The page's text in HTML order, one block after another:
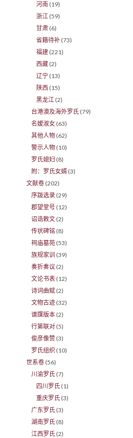
河南 (19)
浙江 (59)
甘肃 (6)
省籍待补 (73)
福建 (221)
西藏 (2)
辽宁 (13)
陕西 (15)
黑龙江 (2)
台港澳及海外罗氏 (79)
名嫒淑女 (63)
其他人物 (62)
警示人物 (10)
罗氏媳妇 (8)
附：罗氏女婿 (3)
文献卷 (202)
序跋选录 (29)
郡望堂号 (12)
诏诰敕文 (2)
传状碑铭 (8)
祠庙墓苑 (53)
族规家训 (39)
奏折奏议 (2)
文论书表 (12)
诗词曲赋 (2)
文物古迹 (32)
谱牒版本 (2)
行第联对 (5)
俊彦像赞 (3)
罗氏组织 (10)
世系卷 (56)
川渝罗氏 (7)
四川罗氏 (1)
重庆罗氏 (3)
广东罗氏 (3)
湖南罗氏 (8)
江西罗氏 (2)